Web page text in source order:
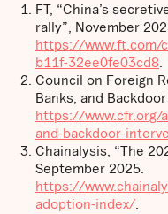
FT, “China’s
rally”, November
https://www.ft.com/
b11f-32ee0fe03cd8
Council on Foreign
Banks, and
https://www.cfr.org/
and-backdoor-
Chainalysis, “The
September 2025.
https://
adoption-index/